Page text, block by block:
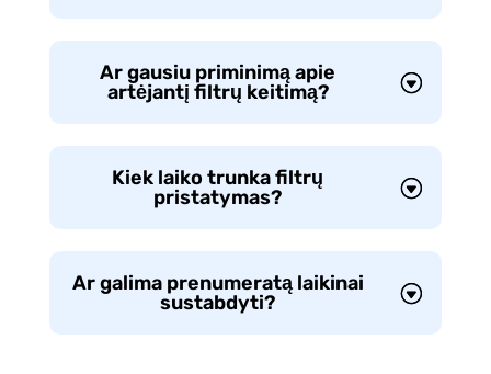
Ar gausiu priminimą apie
artėjantį filtrų keitimą?
Kiek laiko trunka filtrų
pristatymas?
Ar galima prenumeratą laikinai
sustabdyti?